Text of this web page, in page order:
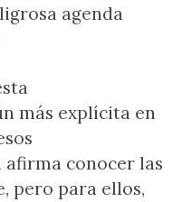
agenda
más explícita en
afirma conocer las
pero para ellos,